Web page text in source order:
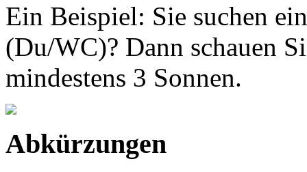
Ein Beispiel: Sie suchen
(Du/WC)? Dann schauen
mindestens 3 Sonnen.
Abkürzungen